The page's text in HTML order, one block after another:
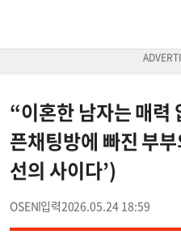
“이혼한 남자는 매력
픈채팅방에 빠진 부
선의 사이다’)
OSEN 2026.05.24 18:59